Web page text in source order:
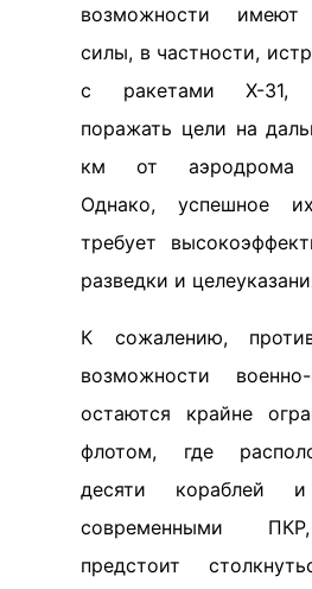
возможности имеют
силы, в частности,
с ракетами Х-31,
поражать цели на
км от аэродрома
Однако, успешное
требует
разведки и
К сожалению,
возможности
остаются крайне
флотом, где
десяти кораблей
современными
предстоит